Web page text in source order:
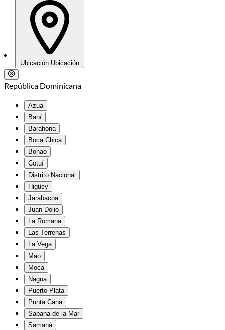
Ubicación Ubicación
República Dominicana
Azua
Baní
Barahona
Boca Chica
Bonao
Cotuí
Distrito Nacional
Higüey
Jarabacoa
Juan Dolio
La Romana
Las Terrenas
La Vega
Mao
Moca
Nagua
Puerto Plata
Punta Cana
Sabana de la Mar
Samaná